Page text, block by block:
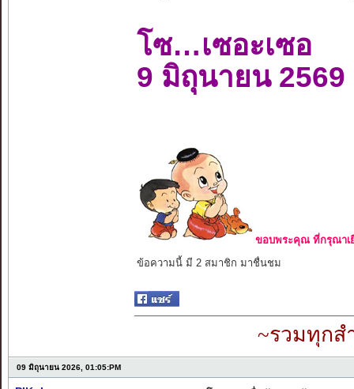
โซ…เซอะเซอ
9 มิถุนายน 2569
ขอบพระคุณ ที่กรุณาเ
ข้อความนี้ มี 2 สมาชิก มาชื่นชม
~รวมทุกส
09 มิถุนายน 2026, 01:05:PM